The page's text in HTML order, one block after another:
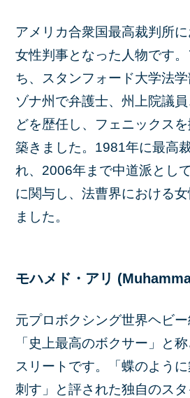
アメリカ合衆国最高裁判所
女性判事となった人物です
ち、スタンフォード大学法
ゾナ州で弁護士、州上院議
どを歴任し、フェニックス
築きました。1981年に最高
れ、2006年まで中道派とし
に関与し、法曹界における
ました。
モハメド・アリ
元プロボクシング世界ヘビー
「史上最高のボクサー」と
スリートです。「蝶のよう
刺す」と評された独自のス